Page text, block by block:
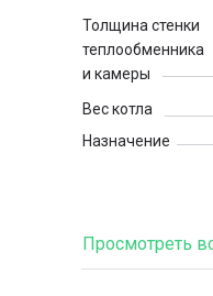
Вес котла
Толщина стенки
теплообменника
и камеры
Назначение
Просмотреть